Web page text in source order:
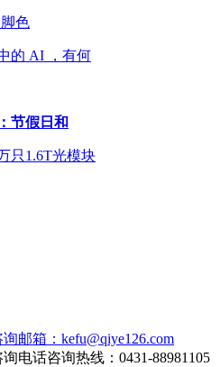
色
的 AI ，有何
节假日和
只1.6T光模块
询邮箱：kefu@qiye126.com
咨询热线：0431-88981105